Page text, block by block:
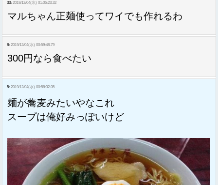
33: 2019/12/04(水) 01:05:23.32
マルちゃん正麺使ってワイでも作れるわ
8: 2019/12/04(水) 00:59:48.79
300円なら食べたい
5: 2019/12/04(水) 00:58:32.05
麺が蕎麦みたいやなこれ
スープは俺好みっぽいけど